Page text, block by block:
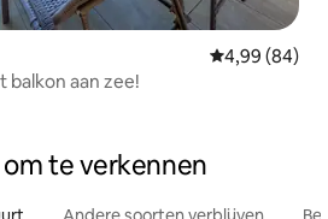
Gemiddelde
4,99 (84)
balkon aan zee!
te verkennen